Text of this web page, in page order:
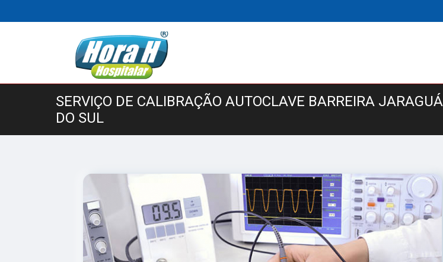
SERVIÇO DE CALIBRAÇÃO AUTOCLAVE BARREIRA JARAGUÁ
DO SUL